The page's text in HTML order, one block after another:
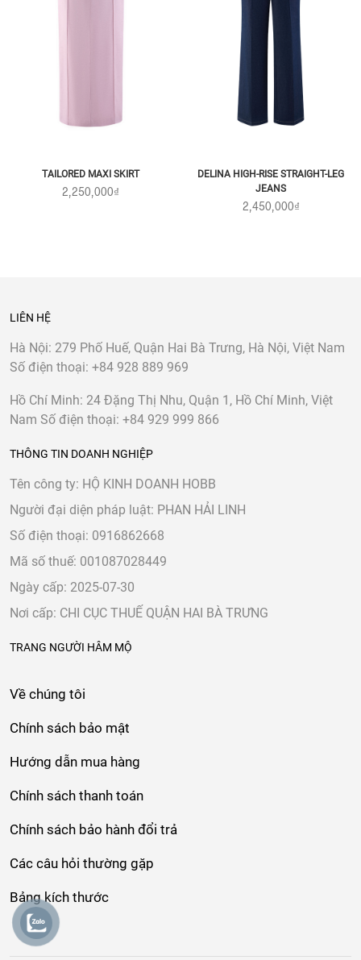
TAILORED MAXI SKIRT
2,250,000₫
DELINA HIGH-RISE STRAIGHT-LEG
JEANS
2,450,000₫
LIÊN HỆ
Hà Nội: 279 Phố Huế, Quận Hai Bà Trưng, Hà Nội, Việt Nam
Số điện thoại: +84 928 889 969
Hồ Chí Minh: 24 Đặng Thị Nhu, Quận 1, Hồ Chí Minh, Việt
Nam Số điện thoại: +84 929 999 866
THÔNG TIN DOANH NGHIỆP
Tên công ty: HỘ KINH DOANH HOBB
Người đại diện pháp luật: PHAN HẢI LINH
Số điện thoại: 0916862668
Mã số thuế: 001087028449
Ngày cấp: 2025-07-30
Nơi cấp: CHI CỤC THUẾ QUẬN HAI BÀ TRƯNG
TRANG NGƯỜI HÂM MỘ
Về chúng tôi
Chính sách bảo mật
Hướng dẫn mua hàng
Chính sách thanh toán
Chính sách bảo hành đổi trả
Các câu hỏi thường gặp
Bảng kích thước